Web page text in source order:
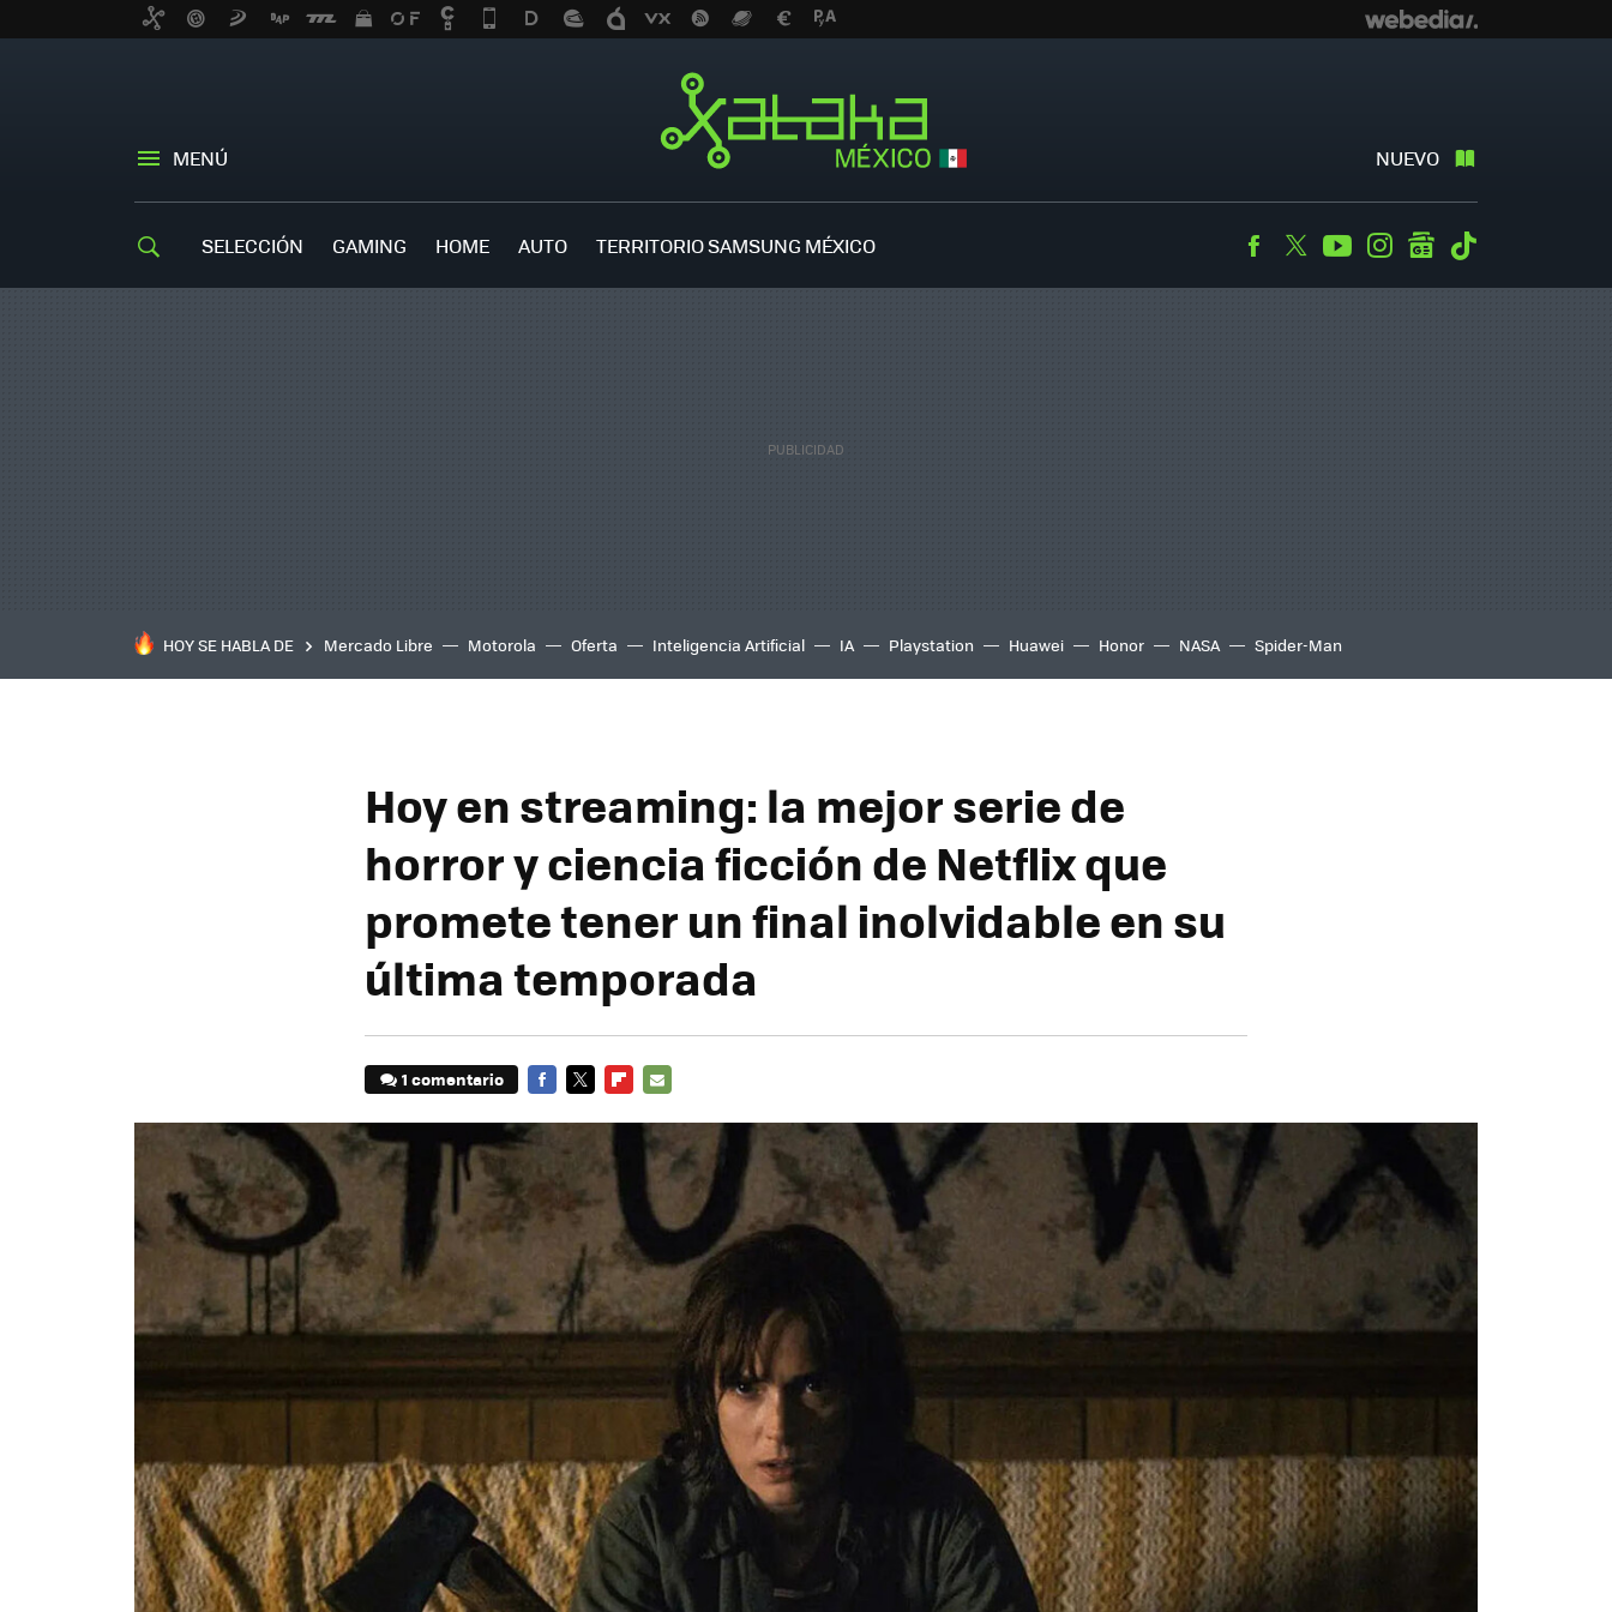
MENÚ NUEVO
SELECCIÓN GAMING HOME AUTO TERRITORIO SAMSUNG MÉXICO Facebook
TwitterYoutubeInstagramgooglenews
HOY SE HABLA DE Mercado Libre Motorola Oferta Inteligencia Artificial IA Playstation Huawei Honor NASA Spider-Man
Hoy en streaming: la mejor serie de
horror y ciencia ficción de Netflix que
promete tener un final inolvidable en su
última temporada
1 comentario
MAIL